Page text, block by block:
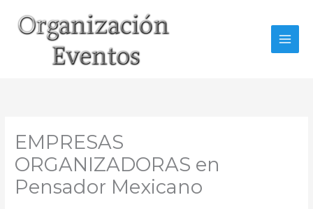
contenido
EMPRESAS
ORGANIZADORAS en
Pensador Mexicano